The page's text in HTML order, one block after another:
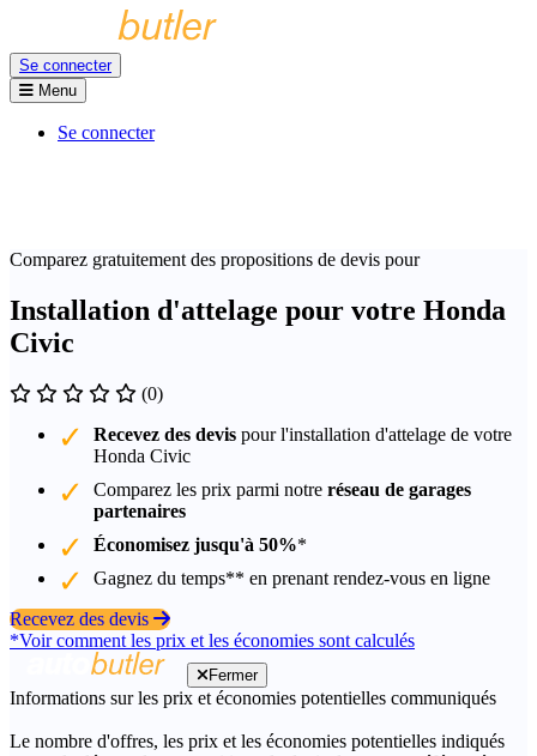
Se connecter
Menu
Se connecter
Comparez gratuitement des propositions de devis pour
Installation d'attelage pour votre Honda
Civic
(0)
Recevez des devis pour l'installation d'attelage de votre
Honda Civic
Comparez les prix parmi notre réseau de garages
partenaires
Économisez jusqu'à 50%*
Gagnez du temps** en prenant rendez-vous en ligne
Recevez des devis
*Voir comment les prix et les économies sont calculés
Fermer
Informations sur les prix et économies potentielles communiqués
Le nombre d'offres, les prix et les économies potentielles indiqués